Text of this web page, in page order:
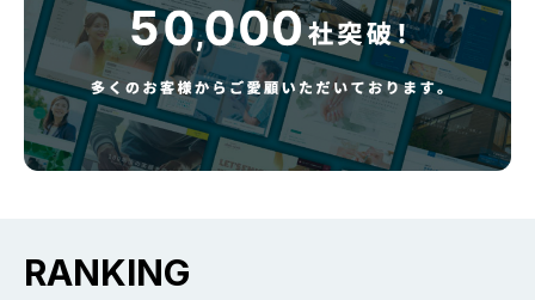
RANKING